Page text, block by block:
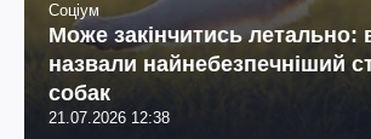
Соціум
Може закінчитись летально:
назвали найнебезпечніший
собак
21.07.2026 12:38